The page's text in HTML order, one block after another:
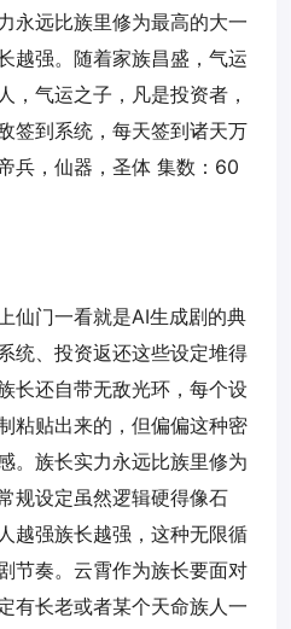
永远比族里修为最高的大一
越强。随着家族昌盛，气运
，气运之子，凡是投资者，
签到系统，每天签到诸天万
兵，仙器，圣体 集数：60
仙门一看就是AI生成剧的典
统、投资返还这些设定堆得
长还自带无敌光环，每个设
粘贴出来的，但偏偏这种密
。族长实力永远比族里修为
规设定虽然逻辑硬得像石
越强族长越强，这种无限循
节奏。云霄作为族长要面对
有长老或者某个天命族人一